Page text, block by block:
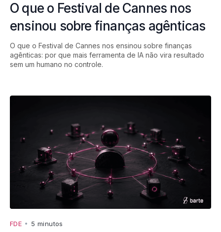
O que o Festival de Cannes nos
ensinou sobre finanças agênticas
O que o Festival de Cannes nos ensinou sobre finanças
agênticas: por que mais ferramenta de IA não vira resultado
sem um humano no controle.
FDE • 5 minutos